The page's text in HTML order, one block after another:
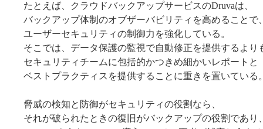
たとえば、クラウドバックアップサービスのDruvaは、
バックアップ体制のオブザーバビリティを高めることで
ユーザーセキュリティの制御力を強化している。
そこでは、データ保護の監視で自動修正を提供するより
セキュリティチームに包括的かつきめ細かいレポートと
ベストプラクティスを提供することに重きを置いている
脅威の検知と防御がセキュリティの役割なら、
それが破られたときの復旧がバックアップの役割であり